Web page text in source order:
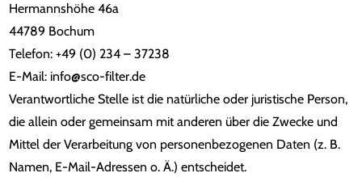
Hermannshöhe 46a
44789 Bochum
Telefon: +49 (0) 234 – 37238
E-Mail: info@sco-filter.de
Verantwortliche Stelle ist die natürliche oder juristische Person,
die allein oder gemeinsam mit anderen über die Zwecke und
Mittel der Verarbeitung von personenbezogenen Daten (z. B.
Namen, E-Mail-Adressen o. Ä.) entscheidet.